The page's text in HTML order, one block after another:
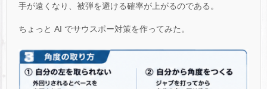
手が遠くなり、被弾を避ける確率が上がるのである。
ちょっと AI でサウスポー対策を作ってみた。